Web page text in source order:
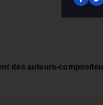
des auteurs-